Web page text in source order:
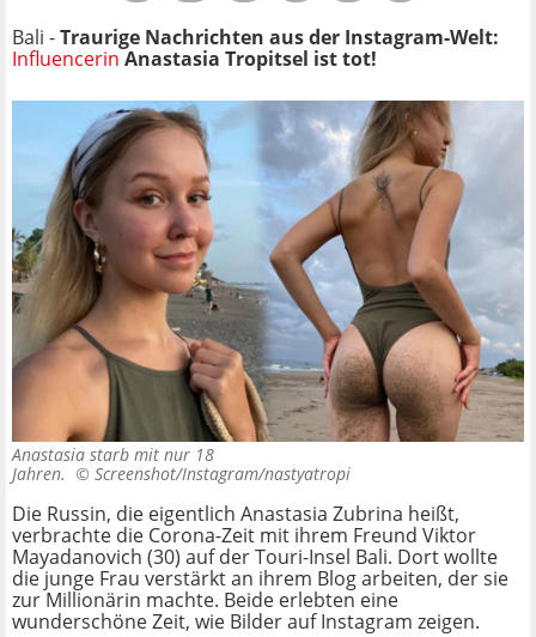
Bali -Traurige Nachrichten aus der Instagram-Welt:
Influencerin Anastasia Tropitsel ist tot!
Anastasia starb mit nur 18
Jahren. © Screenshot/Instagram/nastyatropi
Die Russin, die eigentlich Anastasia Zubrina heißt,
verbrachte die Corona-Zeit mit ihrem Freund Viktor
Mayadanovich (30) auf der Touri-Insel Bali. Dort wollte
die junge Frau verstärkt an ihrem Blog arbeiten, der sie
zur Millionärin machte. Beide erlebten eine
wunderschöne Zeit, wie Bilder auf Instagram zeigen.